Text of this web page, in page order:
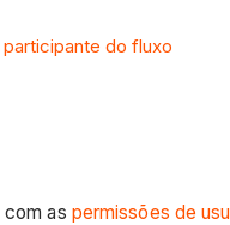
do fluxo
com as permissões de